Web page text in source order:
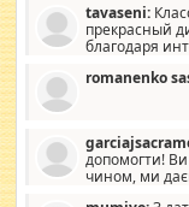
стандартные формы,
со вкусом все в
мебель, а это не
tavaseni:
прекрасный
благодаря
romanenko
допомогти! Ви
чином, ми